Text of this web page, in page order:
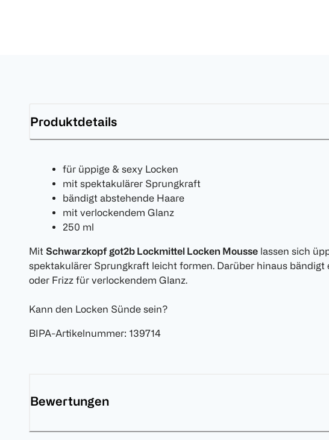
Produktdetails
für üppige & sexy Locken
mit spektakulärer Sprungkraft
bändigt abstehende Haare
mit verlockendem Glanz
250 ml
Mit Schwarzkopf got2b Lockmittel Locken Mousse lassen sich
spektakulärer Sprungkraft leicht formen. Darüber hinaus bändigt
oder Frizz für verlockendem Glanz.
Kann den Locken Sünde sein?
BIPA-Artikelnummer: 139714
Bewertungen